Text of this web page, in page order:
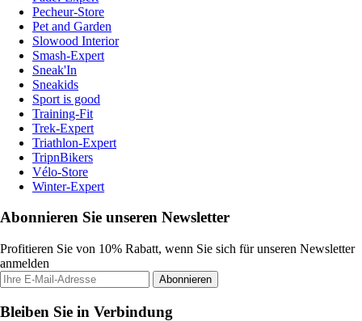
Pecheur-Store
Pet and Garden
Slowood Interior
Smash-Expert
Sneak'In
Sneakids
Sport is good
Training-Fit
Trek-Expert
Triathlon-Expert
TripnBikers
Vélo-Store
Winter-Expert
Abonnieren Sie unseren Newsletter
Profitieren Sie von 10% Rabatt, wenn Sie sich für unseren Newsletter
anmelden
Abonnieren
Bleiben Sie in Verbindung